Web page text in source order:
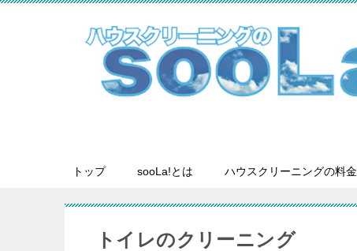
トップ sooLa!とは ハウスクリーニングの料金
トイレのクリーニング